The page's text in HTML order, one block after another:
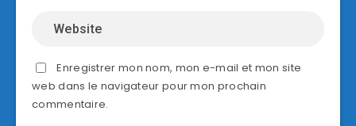
Enregistrer mon nom, mon e-mail et mon site
web dans le navigateur pour mon prochain
commentaire.